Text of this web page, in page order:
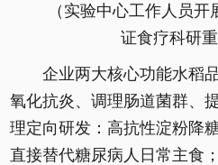
（实验中心工作人员
证食疗科研重
企业两大核心功能水稻
氧化抗炎、调理肠道菌群、
理定向研发：高抗性淀粉降
直接替代糖尿病人日常主食